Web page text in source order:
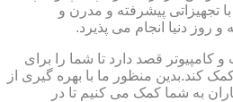
تجهیزاتی پیشرفته و مدرن و
و روز دنیا انجام می پذیرد.
قصد دارد تا شما را برای
کند.بدین منظور ما با بهره گیری از
به شما کمک می کنیم تا در